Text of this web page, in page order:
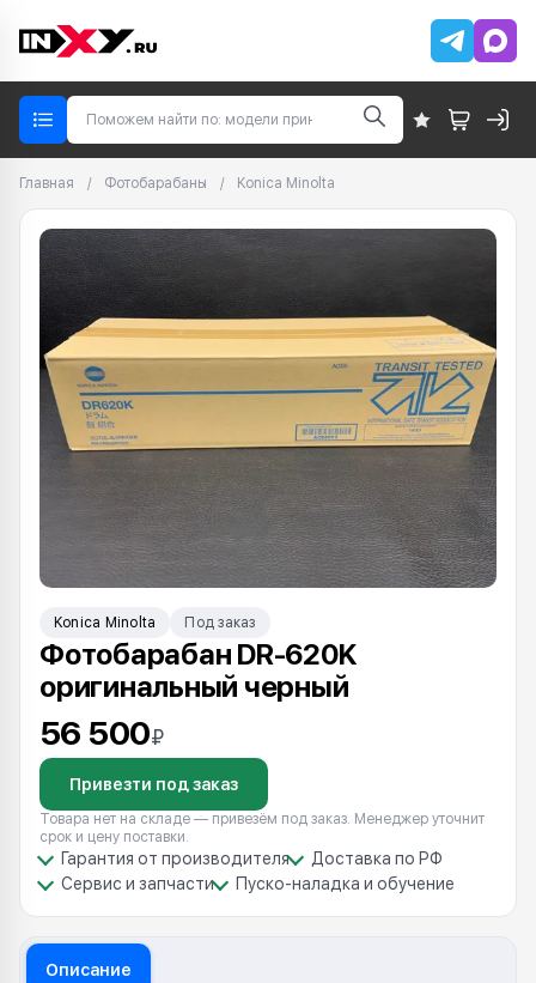
Главная / Фотобарабаны / Konica Minolta
Konica Minolta Под заказ
Фотобарабан DR-620K
оригинальный черный
56 500₽
Привезти под заказ
Товара нет на складе — привезём под заказ. Менеджер уточнит
срок и цену поставки.
Гарантия от производителя
Доставка по РФ
Сервис и запчасти
Пуско-наладка и обучение
Описание